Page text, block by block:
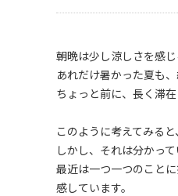
朝晩は少し涼しさを感じ
あれだけ暑かった夏も
ちょっと前に、長く滞
このように考えてみる
しかし、それは分かっ
最近は一つ一つのこと
感しています。